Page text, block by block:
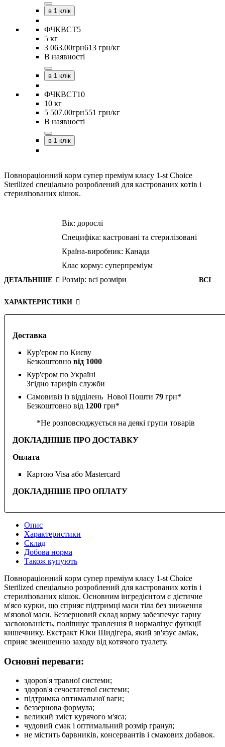
Доставка
Кур'єром по Києву
Безкоштовно від 1000
Кур'єром по Україні
Згідно тарифів служби
Самовивіз із відділень Нової Пошти 79 грн*
Безкоштовно від 1200 грн*
*Не розповсюджується на деякі групи товарів
ДОКЛАДНІШЕ ПРО ДОСТАВКУ
Оплата
Картою Visa або Mastercard
ДОКЛАДНІШЕ ПРО ОПЛАТУ
в 1 клік
ФЧКВСТ5
5 кг
3 063.00грн613 грн/кг
В наявності
в 1 клік
ФЧКВСТ10
10 кг
5 507.00грн551 грн/кг
В наявності
в 1 клік
Повнораціонний корм супер преміум класу 1-st Choice
Sterilized спеціально розроблений для кастрованих котів і
стерилізованих кішок.
ДЕТАЛЬНІШЕ
Вік: дорослі
Специфіка: кастровані та стерилізовані
Країна-виробник: Канада
Клас корму: суперпреміум
Розмір: всі розміри ВСІ
ХАРАКТЕРИСТИКИ
Опис
Характеристики
Склад
Добова норма
Також купують
Повнораціонний корм супер преміум класу 1-st Choice
Sterilized спеціально розроблений для кастрованих котів і
стерилізованих кішок. Основним інгредієнтом є дієтичне
м'ясо курки, що сприяє підтримці маси тіла без зниження
м'язової маси. Беззерновий склад корму забезпечує гарну
засвоюваність, поліпшує травлення й нормалізує функції
кишечнику. Екстракт Юки Шидігера, який зв'язує аміак,
сприяє зменшенню заходу від котячого туалету.
Основні переваги:
здоров'я травної системи;
здоров'я сечостатевої системи;
підтримка оптимальної ваги;
беззернова формула;
великий зміст курячого м'яса;
чудовий смак і оптимальний розмір гранул;
не містить барвників, консервантів і смакових добавок.